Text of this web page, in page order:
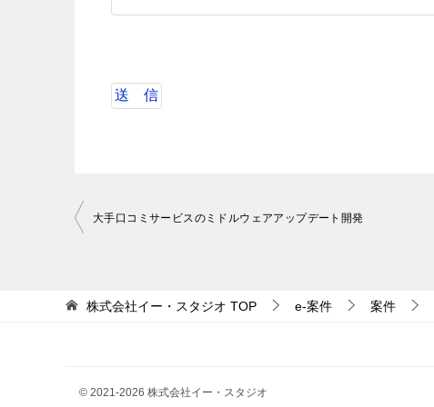
投
ビ
シ
大手口コミサービスのミドルウェアアップデート開発
株式会社イー・スタジオ TOP e-案件 案件
© 2021-2026 株式会社イー・スタジオ